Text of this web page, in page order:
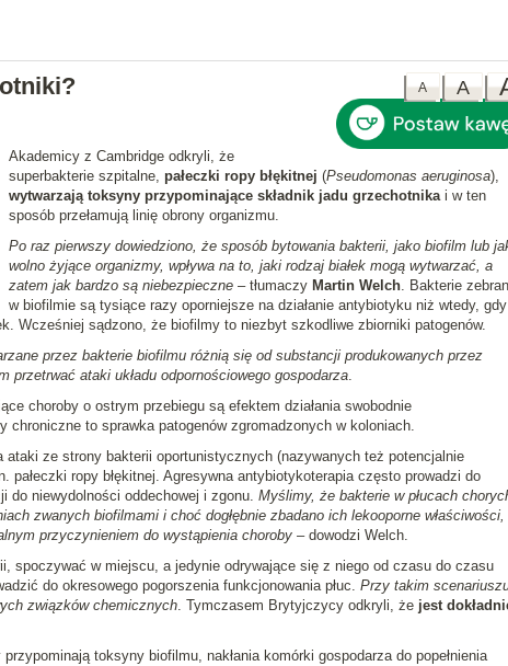
A
A
Akademicy z Cambridge odkryli, że
superbakterie szpitalne, pałeczki ropy błękitnej (Pseudomonas aeruginosa),
wytwarzają toksyny przypominające składnik jadu grzechotnikai w ten
sposób przełamują linię obrony organizmu.
Po raz pierwszy dowiedziono, że sposób bytowania bakterii, jako biofilm lub
wolno żyjące organizmy, wpływa na to, jaki rodzaj białek mogą wytwarzać, a
zatem jak bardzo są niebezpieczne– tłumaczy Martin Welch. Bakterie
w biofilmie są tysiące razy oporniejsze na działanie antybiotyku niż wtedy, gdy
Wcześniej sądzono, że biofilmy to niezbyt szkodliwe zbiorniki patogenów.
przez bakterie biofilmu różnią się od substancji produkowanych przez
przetrwać ataki układu odpornościowego gospodarza.
choroby o ostrym przebiegu są efektem działania swobodnie
to sprawka patogenów zgromadzonych w koloniach.
ataki ze strony bakterii oportunistycznych (nazywanych też potencjalnie
pałeczki ropy błękitnej. Agresywna antybiotykoterapia często prowadzi do
do niewydolności oddechowej i zgonu. Myślimy, że bakterie w płucach
zwanych biofilmami i choć dogłębnie zbadano ich lekooporne właściwości,
przyczynieniem do wystąpienia choroby– dowodzi Welch.
spoczywać w miejscu, a jedynie odrywające się z niego od czasu do czasu
do okresowego pogorszenia funkcjonowania płuc. Przy takim
związków chemicznych. Tymczasem Brytyjczycy odkryli, że jest
toksyny biofilmu, nakłania komórki gospodarza do popełnienia